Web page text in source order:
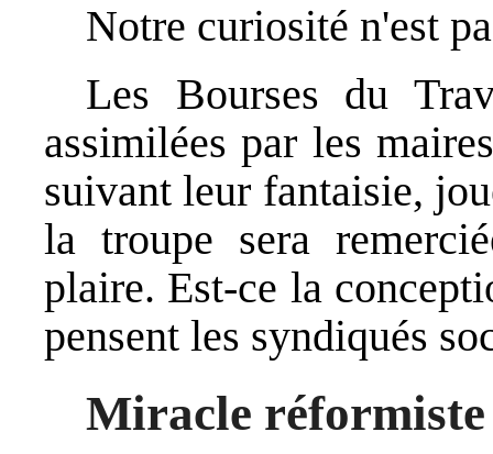
Notre curiosité n'est
Les Bourses du
assimilées par les
suivant leur fantaisie,
la troupe sera
plaire. Est-ce la
pensent les syndiqués
Miracle réformiste